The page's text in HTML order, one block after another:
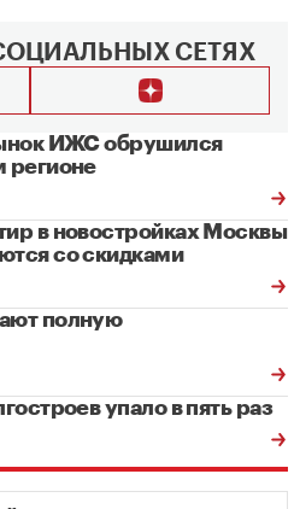
СЕТЯХ
ИЖС обрушился
регионе
в новостройках Москвы
со скидками
полную
упало в пять раз